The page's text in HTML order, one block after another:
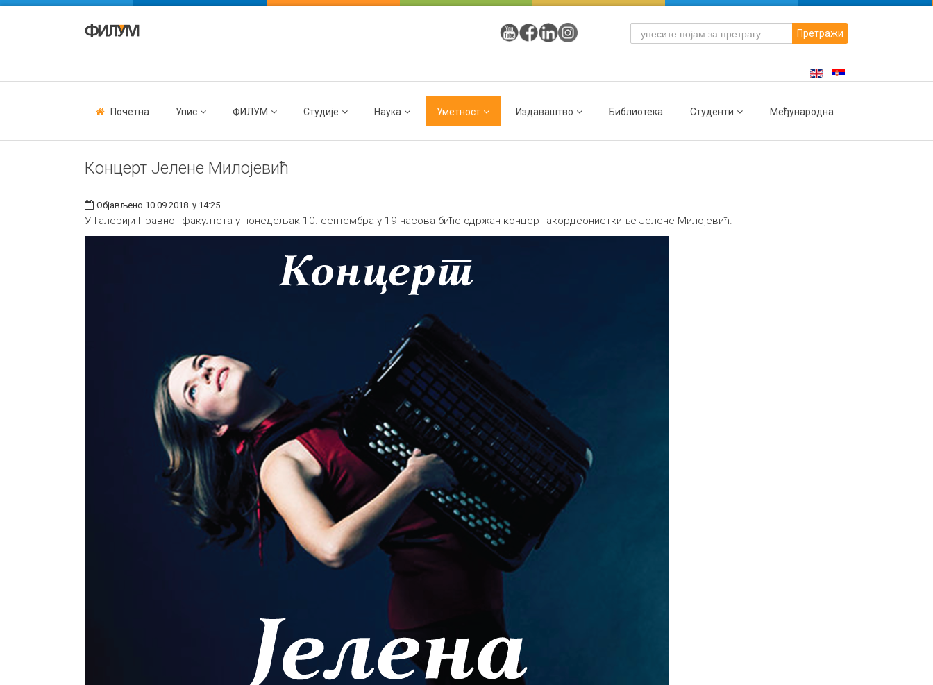
Претражи
Почетна Упис ФИЛУМ Студије Наука Уметност Издаваштво Библиотека Студенти Међународна
Концерт Јелене Милојевић
Објављено 10.09.2018. у 14:25
У Галерији Правног факултета у понедељак 10. септембра у 19 часова биће одржан концерт акордеонисткиње Јелене Милојевић.